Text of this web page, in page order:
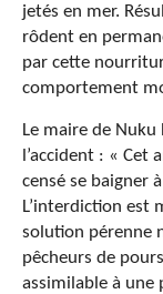
jetés en mer.
rôdent en
par cette
comportement
Le maire de Nuku
l’accident : « Cet
censé se baigner
L’interdiction est
solution pérenne
pêcheurs de
assimilable à une